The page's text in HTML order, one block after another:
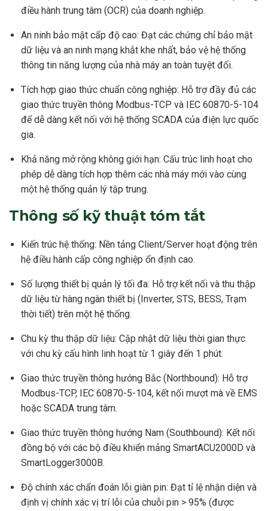
điều hành trung tâm (OCR) của doanh nghiệp.
An ninh bảo mật cấp độ cao: Đạt các chứng chỉ bảo mật
dữ liệu và an ninh mạng khắt khe nhất, bảo vệ hệ thống
thông tin năng lượng của nhà máy an toàn tuyệt đối.
Tích hợp giao thức chuẩn công nghiệp: Hỗ trợ đầy đủ các
giao thức truyền thông Modbus-TCP và IEC 60870-5-104
để dễ dàng kết nối với hệ thống SCADA của điện lực quốc
gia.
Khả năng mở rộng không giới hạn: Cấu trúc linh hoạt cho
phép dễ dàng tích hợp thêm các nhà máy mới vào cùng
một hệ thống quản lý tập trung.
Thông số kỹ thuật tóm tắt
Kiến trúc hệ thống: Nền tảng Client/Server hoạt động trên
hệ điều hành cấp công nghiệp ổn định cao.
Số lượng thiết bị quản lý tối đa: Hỗ trợ kết nối và thu thập
dữ liệu từ hàng ngàn thiết bị (Inverter, STS, BESS, Trạm
thời tiết) trên một hệ thống.
Chu kỳ thu thập dữ liệu: Cập nhật dữ liệu thời gian thực
với chu kỳ cấu hình linh hoạt từ 1 giây đến 1 phút.
Giao thức truyền thông hướng Bắc (Northbound): Hỗ trợ
Modbus-TCP, IEC 60870-5-104, kết nối mượt mà về EMS
hoặc SCADA trung tâm.
Giao thức truyền thông hướng Nam (Southbound): Kết nối
đồng bộ với các bộ điều khiển mảng SmartACU2000D và
SmartLogger3000B.
Độ chính xác chẩn đoán lỗi giàn pin: Đạt tỉ lệ nhận diện và
định vị chính xác vị trí lỗi của chuỗi pin > 95% (được